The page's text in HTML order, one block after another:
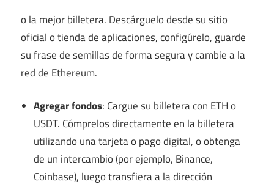
o la mejor billetera. Descárguelo desde su sitio
oficial o tienda de aplicaciones, configúrelo, guarde
su frase de semillas de forma segura y cambie a la
red de Ethereum.
Agregar fondos: Cargue su billetera con ETH o
USDT. Cómprelos directamente en la billetera
utilizando una tarjeta o pago digital, o obtenga
de un intercambio (por ejemplo, Binance,
Coinbase), luego transfiera a la dirección